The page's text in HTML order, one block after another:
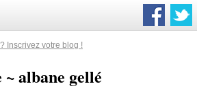
Inscrivez votre blog !
albane gellé